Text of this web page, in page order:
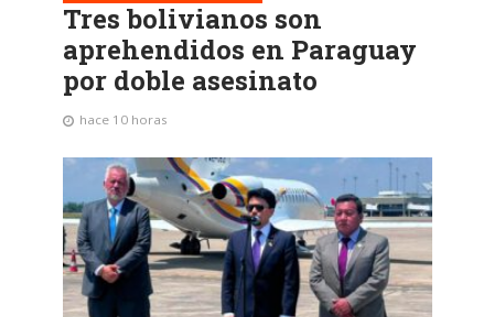
Tres bolivianos son
aprehendidos en Paraguay
por doble asesinato
hace 10 horas